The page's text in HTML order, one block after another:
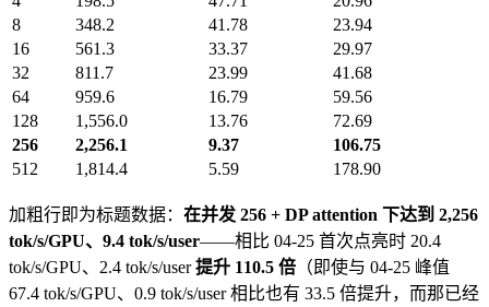
8
348.2 41.78
23.94
16
561.3 33.37
29.97
32
811.7 23.99
41.68
64
959.6 16.79
59.56
128
1,556.0 13.76
72.69
256
2,256.1 9.37
106.75
512
1,814.4 5.59 178.90
加粗行即为标题数据： 在并发 256 + DP attention 下达到 2,256
tok/s/GPU、9.4 tok/s/user——相比 04-25 首次点亮时 20.4
tok/s/GPU、2.4 tok/s/user提升 110.5 倍 （即使与 04-25 峰值
67.4 tok/s/GPU、0.9 tok/s/user 相比也有 33.5 倍提升，而那已经